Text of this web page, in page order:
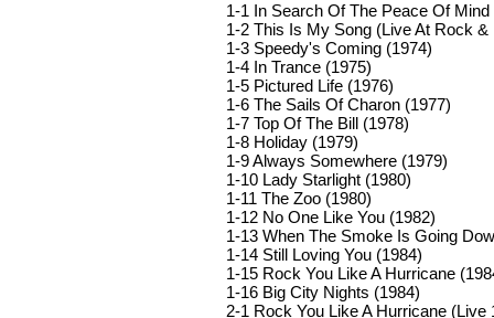
1-1 In Search Of The Peace Of Mind
1-2 This Is My Song (Live At Rock &
1-3 Speedy's Coming (1974)
1-4 In Trance (1975)
1-5 Pictured Life (1976)
1-6 The Sails Of Charon (1977)
1-7 Top Of The Bill (1978)
1-8 Holiday (1979)
1-9 Always Somewhere (1979)
1-10 Lady Starlight (1980)
1-11 The Zoo (1980)
1-12 No One Like You (1982)
1-13 When The Smoke Is Going
1-14 Still Loving You (1984)
1-15 Rock You Like A Hurricane
1-16 Big City Nights (1984)
2-1 Rock You Like A Hurricane (Live